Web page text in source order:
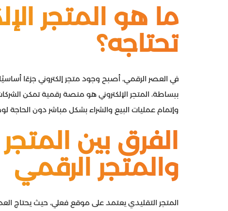
ما هو المتجر
تحتاجه؟
في العصر الرقمي، أصبح وجود متجر إلكتروني جزءًا
ببساطة، المتجر الإلكتروني هو منصة رقمية تمكن
وإتمام عمليات البيع والشراء بشكل مباشر دون
الفرق بين
والمتجر الرقمي
المتجر التقليدي يعتمد على موقع فعلي، حيث يحتاج